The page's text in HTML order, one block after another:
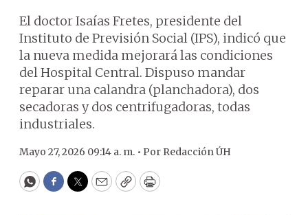
El doctor Isaías Fretes, presidente del
Instituto de Previsión Social (IPS), indicó que
la nueva medida mejorará las condiciones
del Hospital Central. Dispuso mandar
reparar una calandra (planchadora), dos
secadoras y dos centrifugadoras, todas
industriales.
Mayo 27, 2026 09:14 a. m. • Por Redacción ÚH
WhatsApp
Facebook
Twitter
EmailCopyPrint